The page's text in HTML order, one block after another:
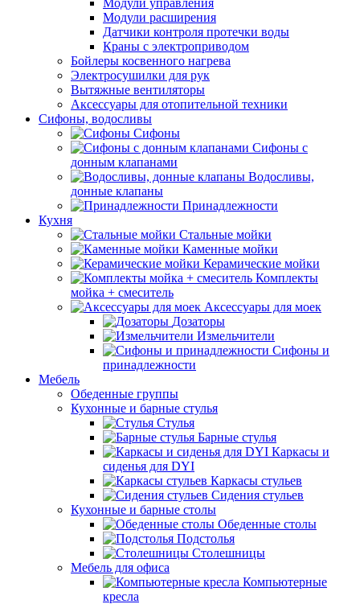
Модули управления
Модули расширения
Датчики контроля протечки воды
Краны с электроприводом
Бойлеры косвенного нагрева
Электросушилки для рук
Вытяжные вентиляторы
Аксессуары для отопительной техники
Сифоны, водосливы
Сифоны
Сифоны с
донным клапанами
Водосливы,
донные клапаны
Принадлежности
Кухня
Стальные мойки
Каменные мойки
Керамические мойки
Комплекты
мойка + смеситель
Аксессуары для моек
Дозаторы
Измельчители
Сифоны и
принадлежности
Мебель
Обеденные группы
Кухонные и барные стулья
Стулья
Барные стулья
Каркасы и
сиденья для DYI
Каркасы стульев
Сидения стульев
Кухонные и барные столы
Обеденные столы
Подстолья
Столешницы
Мебель для офиса
Компьютерные
кресла